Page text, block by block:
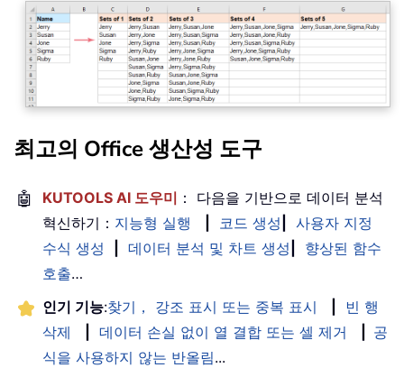
Call ConnectValue(pDValue,
End If
Next
Sub
최고의 Office 생산성 도구
🤖 KUTOOLS AI 도우미 ： 다음을 기반으로 데이터 분석
혁신하기： 지능형 실행 코드 생성
사용자 지정
수식 생성
데이터 분석 및 차트 생성
향상된 함수
호출…
인기 기능:찾기， 강조 표시 또는 중복 표시
빈 행
삭제
데이터 손실 없이 열 결합 또는 셀 제거
공
식을 사용하지 않는 반올림...